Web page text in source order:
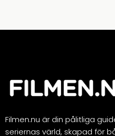
Filmen.nu är din pålitliga
seriernas värld, skapad för